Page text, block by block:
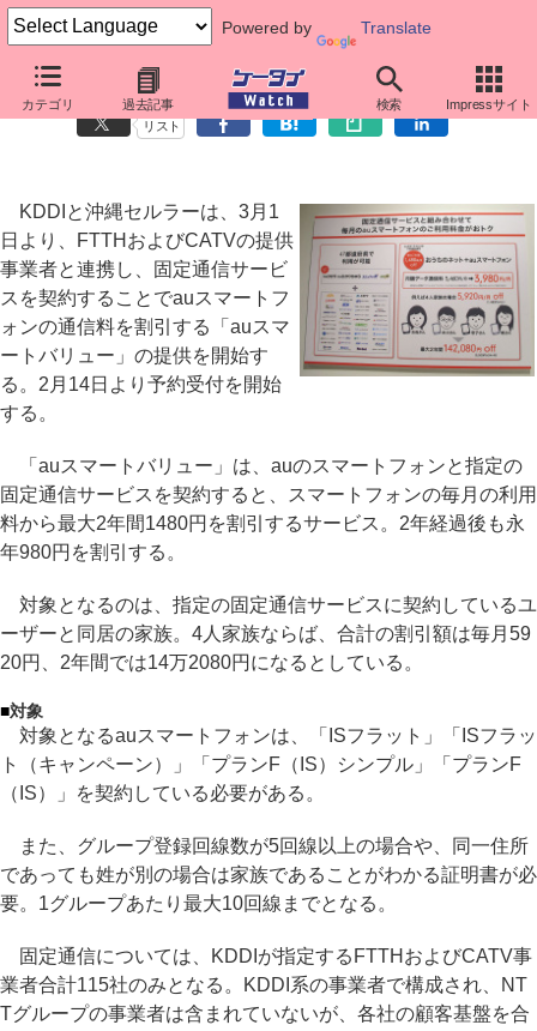
Powered by Translate
カテゴリ 過去記事 検索 Impressサイト
au、固定通信契約でスマホ通信料を割引「auスマートバリュー」
リスト
KDDIと沖縄セルラーは、3月1
日より、FTTHおよびCATVの提供
事業者と連携し、固定通信サービ
スを契約することでauスマートフ
ォンの通信料を割引する「auスマ
ートバリュー」の提供を開始す
る。2月14日より予約受付を開始
する。
「auスマートバリュー」は、auのスマートフォンと指定の
固定通信サービスを契約すると、スマートフォンの毎月の利用
料から最大2年間1480円を割引するサービス。2年経過後も永
年980円を割引する。
対象となるのは、指定の固定通信サービスに契約しているユ
ーザーと同居の家族。4人家族ならば、合計の割引額は毎月59
20円、2年間では14万2080円になるとしている。
■対象
対象となるauスマートフォンは、「ISフラット」「ISフラッ
ト（キャンペーン）」「プランF（IS）シンプル」「プランF
（IS）」を契約している必要がある。
また、グループ登録回線数が5回線以上の場合や、同一住所
であっても姓が別の場合は家族であることがわかる証明書が必
要。1グループあたり最大10回線までとなる。
固定通信については、KDDIが指定するFTTHおよびCATV事
業者合計115社のみとなる。KDDI系の事業者で構成され、NT
Tグループの事業者は含まれていないが、各社の顧客基盤を合